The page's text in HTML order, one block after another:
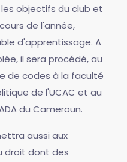
objectifs du club et
de l'année,
d'apprentissage. A
il sera procédé, au
de codes à la faculté
de l'UCAC et au
du Cameroun.
aussi aux
droit dont des